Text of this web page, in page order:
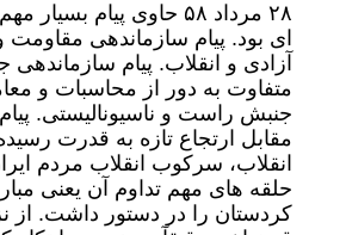
۲۸ مرداد ۵۸ حاوی پیام
ای بود. پیام سازماندهی مقاومت
آزادی و انقلاب. پیام سازماندهی
متفاوت به دور از محاسبات و
جنبش راست و ناسیونالیستی.
مقابل ارتجاع تازه به قدرت
انقلاب، سرکوب انقلاب مردم
حلقه های مهم تداوم آن یعنی
کردستان را در دستور داشت. از